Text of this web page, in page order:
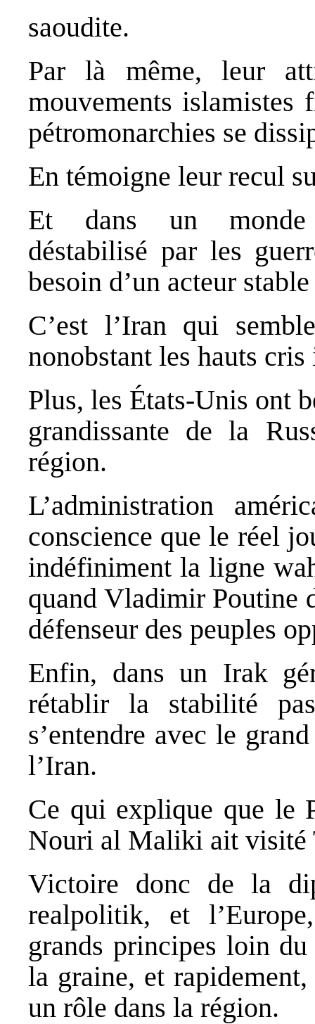
saoudite.
Par là même, leur
mouvements islamistes
pétromonarchies se
En témoigne leur recul
Et dans un monde
déstabilisé par les
besoin d’un acteur
C’est l’Iran qui
nonobstant les hauts cris
Plus, les États‐Unis ont
grandissante de la
région.
L’administration
conscience que le réel
indéfiniment la ligne
quand Vladimir Poutine
défenseur des peuples
Enfin, dans un Irak
rétablir la stabilité
s’entendre avec le
l’Iran.
Ce qui explique que le
Nouri al Maliki ait visité
Victoire donc de la
realpolitik, et
grands principes loin
la graine, et
un rôle dans la région.